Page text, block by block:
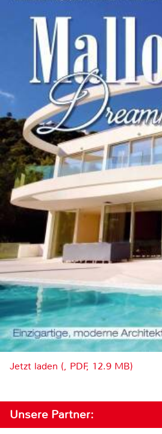
Jetzt laden (, PDF, 12.9 MB)
Unsere Partner: